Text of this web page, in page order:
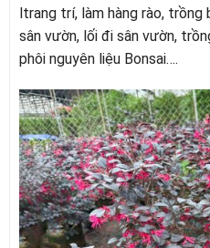
ltrang trí, làm hàng rào, trồng
sân vườn, lối đi sân vườn,
phôi nguyên liệu Bonsai….